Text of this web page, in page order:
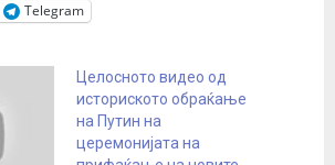
Telegram
Целосното видео од
историското обраќање
на Путин на
церемонијата на